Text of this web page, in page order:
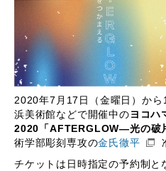
2020年7月17日（金曜日）か
浜美術館などで開催中の ヨコハ
2020「AFTERGLOW―光の破
術学部彫刻専攻の金氏徹平
チケットは日時指定の予約制と